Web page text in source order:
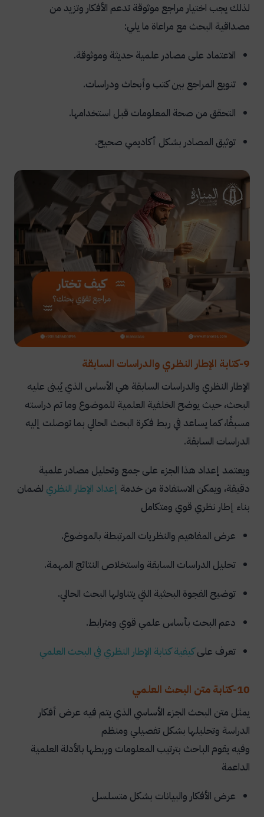
لذلك يجب اختيار مراجع موثوقة تدعم الأفكار وتزيد من
مصداقية البحث مع مراعاة ما يلي:
الاعتماد على مصادر علمية حديثة وموثوقة.
تنويع المراجع بين كتب وأبحاث ودراسات.
التحقق من صحة المعلومات قبل استخدامها.
توثيق المصادر بشكل أكاديمي صحيح.
9-كتابة الإطار النظري والدراسات السابقة
الإطار النظري والدراسات السابقة هي الأساس الذي يُبنى عليه
البحث، حيث يوضح الخلفية العلمية للموضوع وما تم دراسته
مسبقًا، كما يساعد في ربط فكرة البحث الحالي بما توصلت إليه
الدراسات السابقة.
ويعتمد إعداد هذا الجزء على جمع وتحليل مصادر علمية
دقيقة، ويمكن الاستفادة من خدمة إعداد الإطار النظري لضمان
بناء إطار نظري قوي ومتكامل
عرض المفاهيم والنظريات المرتبطة بالموضوع.
تحليل الدراسات السابقة واستخلاص النتائج المهمة.
توضيح الفجوة البحثية التي يتناولها البحث الحالي.
دعم البحث بأساس علمي قوي ومترابط.
تعرف علىكيفية كتابة الإطار النظري في البحث العلمي
10-كتابة متن البحث العلمي
يمثل متن البحث الجزء الأساسي الذي يتم فيه عرض أفكار
الدراسة وتحليلها بشكل تفصيلي ومنظم
وفيه يقوم الباحث بترتيب المعلومات وربطها بالأدلة العلمية
الداعمة
عرض الأفكار والبيانات بشكل متسلسل